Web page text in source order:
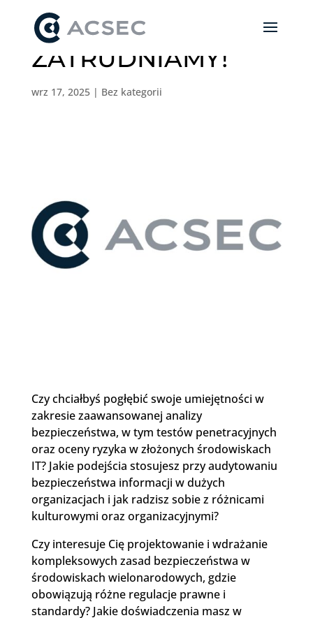
ZATRUDNIAMY!
wrz 17, 2025| Bez kategorii
Czy chciałbyś pogłębić swoje umiejętności w
zakresie zaawansowanej analizy
bezpieczeństwa, w tym testów penetracyjnych
oraz oceny ryzyka w złożonych środowiskach
IT? Jakie podejścia stosujesz przy audytowaniu
bezpieczeństwa informacji w dużych
organizacjach i jak radzisz sobie z różnicami
kulturowymi oraz organizacyjnymi?
Czy interesuje Cię projektowanie i wdrażanie
kompleksowych zasad bezpieczeństwa w
środowiskach wielonarodowych, gdzie
obowiązują różne regulacje prawne i
standardy? Jakie doświadczenia masz w